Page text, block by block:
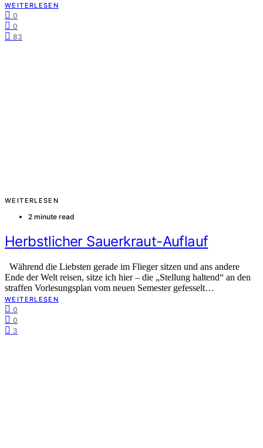
WEITERLESEN
0
0
83
WEITERLESEN
2 minute read
Herbstlicher Sauerkraut-Auflauf
Während die Liebsten gerade im Flieger sitzen und ans andere
Ende der Welt reisen, sitze ich hier – die „Stellung haltend“ an den
straffen Vorlesungsplan vom neuen Semester gefesselt…
WEITERLESEN
0
0
3